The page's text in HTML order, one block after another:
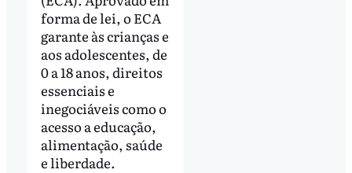
forma de lei, o ECA
garante às crianças e
aos adolescentes, de
0 a 18 anos, direitos
essenciais e
inegociáveis como o
acesso a educação,
alimentação, saúde
e liberdade.